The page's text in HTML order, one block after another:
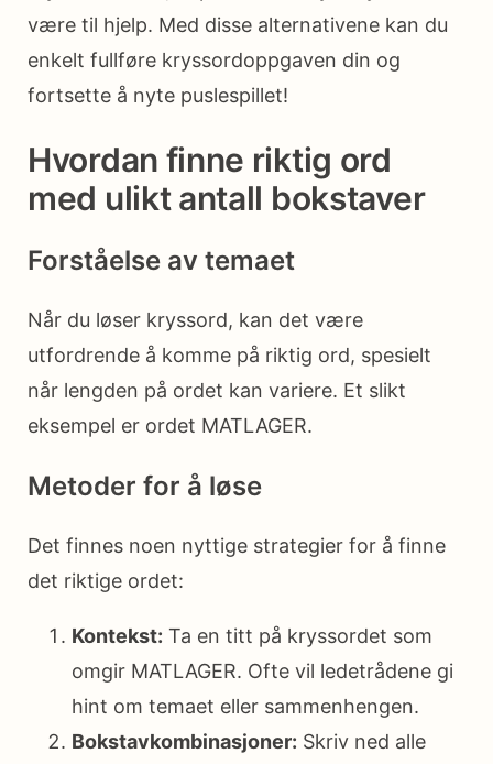
være til hjelp. Med disse alternativene kan du
enkelt fullføre kryssordoppgaven din og
fortsette å nyte puslespillet!
Hvordan finne riktig ord
med ulikt antall bokstaver
Forståelse av temaet
Når du løser kryssord, kan det være
utfordrende å komme på riktig ord, spesielt
når lengden på ordet kan variere. Et slikt
eksempel er ordet MATLAGER.
Metoder for å løse
Det finnes noen nyttige strategier for å finne
det riktige ordet:
Kontekst: Ta en titt på kryssordet som
omgir MATLAGER. Ofte vil ledetrådene gi
hint om temaet eller sammenhengen.
Bokstavkombinasjoner: Skriv ned alle